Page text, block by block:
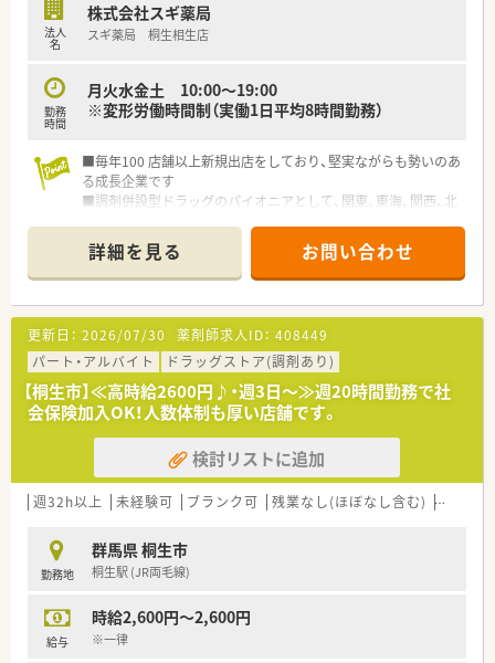
法人
名
株式会社スギ薬局
スギ薬局 桐生相生店
勤務
時間
月火水金土 10:00〜19:00
※変形労働時間制（実働1日平均8時間勤務）
■毎年100 店舗以上新規出店をしており、堅実ながらも勢いのあ
る成長企業です
■調剤併設型ドラッグのパイオニアとして、関東、東海、関西、北
■研修制度は様々なプランがあり、集合研修だけでなく任意で受
講可能な研修も幅広く用意されています
■店舗で活躍する従業員、社外で活躍する従業員、将来経営幹部
となる従業員など、薬剤師として様々な活躍ができるフィールド
を用意されています
■総合薬剤師・調剤薬剤師（土日休み・19時までの勤務）どちらか
の働き方を選択できます
■調剤併設型だけでなく「医療モール・クリニック併設店舗」「敷
地内薬局」「訪問調剤特化型店舗」など様々な店舗を運営してい
ます
■在宅医療にも積極的取り組んでおり「訪問調剤特化型店舗」を
50店舗以上、無菌調剤室は業界最多の51店舗設置しています
■「プラチナくるみん認定企業」「健康経営優良法人2023（大規模
法人部門）認定」等を取得し一人ひとりが働きやすい環境が整備
■充実した研修制度、人事制度、評価制度、キャリア支援制度等
があるのも特徴です
詳細を見る お問い合わせ
更新日： 2026/07/30 薬剤師求人ID： 408449
パート・アルバイト
ドラッグストア(調剤あり)
【桐生市】≪高時給2600円♪・週3日～≫週20時間勤務で社
会保険加入OK！人数体制も厚い店舗です。
検討リストに追加
週32h以上 未経験可 ブランク可 残業なし(ほぼなし含む) 車通勤
勤務地
群馬県 桐生市
桐生駅 (JR両毛線)
給与
時給2,600円～2,600円
※一律